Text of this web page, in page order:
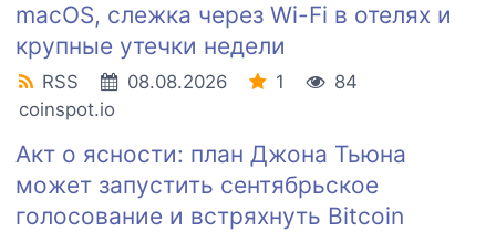
macOS, слежка через Wi-Fi в отелях и
крупные утечки недели
RSS 08.08.2026 1
84
coinspot.io
Акт о ясности: план Джона Тьюна
может запустить сентябрьское
голосование и встряхнуть Bitcoin